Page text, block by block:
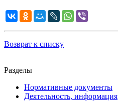
Возврат к списку
Разделы
Нормативные документы
Деятельность, информация